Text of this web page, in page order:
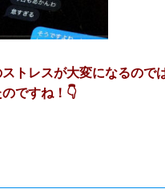
トレスが大変になるので
ですね！👇